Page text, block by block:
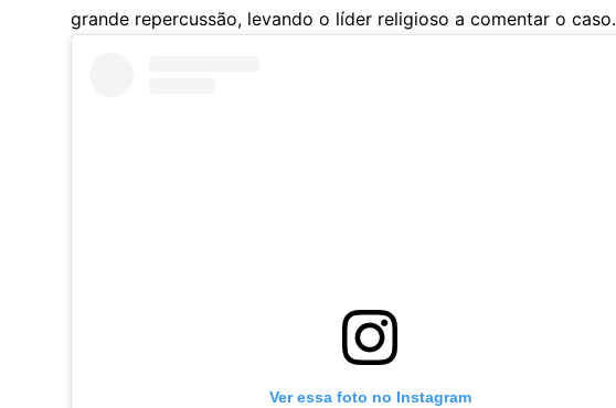
grande repercussão, levando o líder religioso a comentar o caso.
Ver essa foto no Instagram